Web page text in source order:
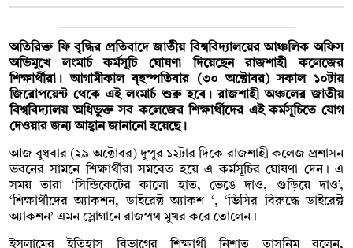
অতিরিক্ত ফি বৃদ্ধির প্রতিবাদে জাতীয় বিশ্ববিদ্যালয়ের আঞ্চলিক অফিস
অভিমুখে লংমার্চ কর্মসূচি ঘোষণা দিয়েছেন রাজশাহী কলেজের
শিক্ষার্থীরা। আগামীকাল বৃহস্পতিবার (৩০ অক্টোবর) সকাল ১০টায়
জিরোপয়েন্ট থেকে এই লংমার্চ শুরু হবে। রাজশাহী অঞ্চলের জাতীয়
বিশ্ববিদ্যালয় অধিভুক্ত সব কলেজের শিক্ষার্থীদের এই কর্মসূচিতে যোগ
দেওয়ার জন্য আহ্বান জানানো হয়েছে।
আজ বুধবার (২৯ অক্টোবর) দুপুর ১২টার দিকে রাজশাহী কলেজ প্রশাসন
ভবনের সামনে শিক্ষার্থীরা সমবেত হয়ে এ কর্মসূচির ঘোষণা দেন। এ
সময় তারা ‘সিন্ডিকেটের কালো হাত, ভেঙে দাও, গুড়িয়ে দাও’,
‘শিক্ষার্থীদের অ্যাকশন, ডাইরেক্ট অ্যাকশ ‘, ‘ভিসির বিরুদ্ধে ডাইরেক্ট
অ্যাকশন’ এমন স্লোগানে রাজপথ মুখর করে তোলেন।
ইসলামের ইতিহাস বিভাগের শিক্ষার্থী নিশাত তাসনিম বলেন,